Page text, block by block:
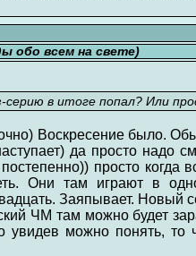
обо всем на свете)
серию в итоге попал? Или
Воскресение было.
да просто надо
просто когда
Они там играют в
Заяпывает. Новый
ЧМ там можно будет
увидев можно понять,